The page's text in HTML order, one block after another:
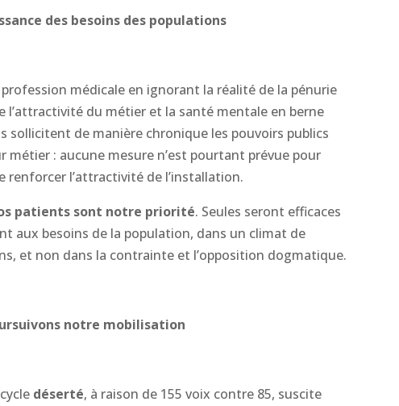
des besoins des populations
médicale en ignorant la réalité de la pénurie
l’attractivité du métier et la santé mentale en berne
sollicitent de manière chronique les pouvoirs publics
métier : aucune mesure n’est pourtant prévue pour
renforcer l’attractivité de l’installation.
patients sont notre priorité. Seules seront efficaces
aux besoins de la population, dans un climat de
et non dans la contrainte et l’opposition dogmatique.
notre mobilisation
déserté, à raison de 155 voix contre 85, suscite